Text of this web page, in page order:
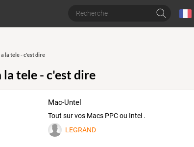
la tele - c'est dire
tele - c'est dire
Mac-Untel
Tout sur vos Macs PPC ou Intel .
LEGRAND